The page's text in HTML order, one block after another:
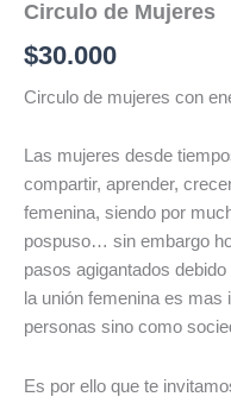
Circulo de Mujeres
$30.000
Circulo de mujeres con
Las mujeres desde
compartir, aprender,
femenina, siendo por
pospuso… sin embargo
pasos agigantados
la unión femenina es
personas sino como
Es por ello que te